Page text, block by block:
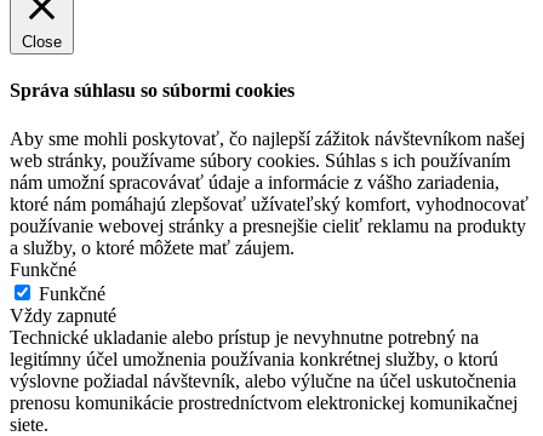
Close
Správa súhlasu so súbormi cookies
Aby sme mohli poskytovať, čo najlepší zážitok návštevníkom našej
web stránky, používame súbory cookies. Súhlas s ich používaním
nám umožní spracovávať údaje a informácie z vášho zariadenia,
ktoré nám pomáhajú zlepšovať užívateľský komfort, vyhodnocovať
používanie webovej stránky a presnejšie cieliť reklamu na produkty
a služby, o ktoré môžete mať záujem.
Funkčné
Funkčné
Vždy zapnuté
Technické ukladanie alebo prístup je nevyhnutne potrebný na
legitímny účel umožnenia používania konkrétnej služby, o ktorú
výslovne požiadal návštevník, alebo výlučne na účel uskutočnenia
prenosu komunikácie prostredníctvom elektronickej komunikačnej
siete.